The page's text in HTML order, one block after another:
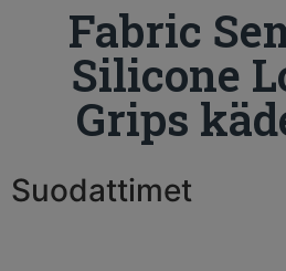
Fabric
Silicone
Grips
Suodattimet